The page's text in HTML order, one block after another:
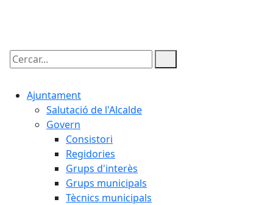
Cercar:
Ajuntament
Salutació de l'Alcalde
Govern
Consistori
Regidories
Grups d'interès
Grups municipals
Tècnics municipals